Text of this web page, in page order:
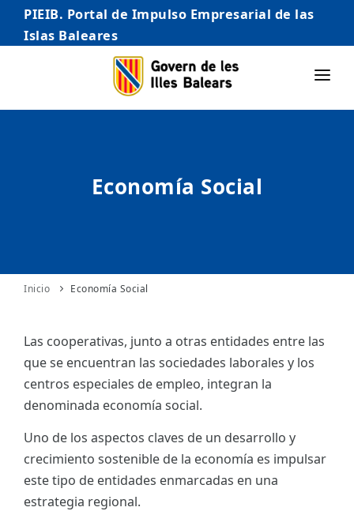
PIEIB. Portal de Impulso Empresarial de las
Islas Baleares
INICIO
AUTÓNOMO/AUTÓNOMA
INTERNACIONALIZACIÓN
ES
Economía Social
Inicio Economía Social
Las cooperativas, junto a otras entidades entre las
que se encuentran las sociedades laborales y los
centros especiales de empleo, integran la
denominada economía social.
Uno de los aspectos claves de un desarrollo y
crecimiento sostenible de la economía es impulsar
este tipo de entidades enmarcadas en una
estrategia regional.